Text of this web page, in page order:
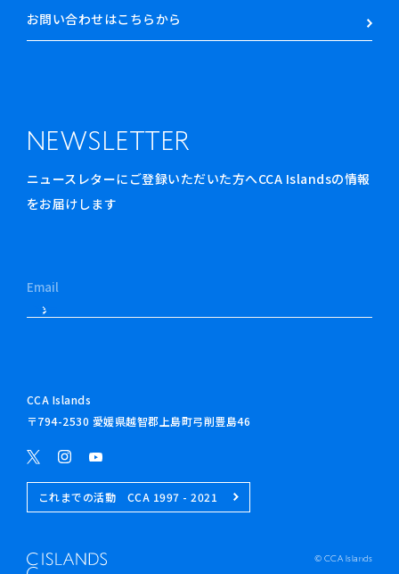
お問い合わせはこちらから
NEWSLETTER
ニュースレターにご登録いただいた方へCCA Islandsの情報
をお届けします
CCA Islands
〒794-2530 愛媛県越智郡上島町弓削豊島46
これまでの活動 CCA 1997 - 2021
© CCA Islands